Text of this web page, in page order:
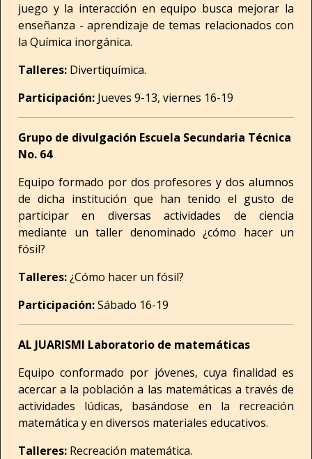
juego y la interacción en equipo busca mejorar la
enseñanza - aprendizaje de temas relacionados con
la Química inorgánica.
Talleres: Divertiquímica.
Participación: Jueves 9-13, viernes 16-19
Grupo de divulgación Escuela Secundaria Técnica
No. 64
Equipo formado por dos profesores y dos alumnos
de dicha institución que han tenido el gusto de
participar en diversas actividades de ciencia
mediante un taller denominado ¿cómo hacer un
fósil?
Talleres:¿Cómo hacer un fósil?
Participación:Sábado 16-19
AL JUARISMI Laboratorio de matemáticas
Equipo conformado por jóvenes, cuya finalidad es
acercar a la población a las matemáticas a través de
actividades lúdicas, basándose en la recreación
matemática y en diversos materiales educativos.
Talleres: Recreación matemática.